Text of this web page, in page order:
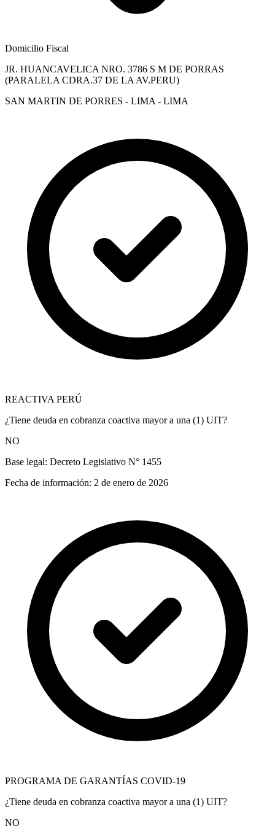
Domicilio Fiscal
JR. HUANCAVELICA NRO. 3786 S M DE PORRAS
(PARALELA CDRA.37 DE LA AV.PERU)
SAN MARTIN DE PORRES - LIMA - LIMA
REACTIVA PERÚ
¿Tiene deuda en cobranza coactiva mayor a una (1) UIT?
NO
Base legal: Decreto Legislativo N° 1455
Fecha de información: 2 de enero de 2026
PROGRAMA DE GARANTÍAS COVID-19
¿Tiene deuda en cobranza coactiva mayor a una (1) UIT?
NO